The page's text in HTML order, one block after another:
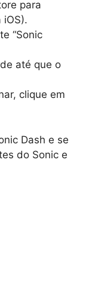
para
iOS).
“Sonic
até que o
clique em
Dash e se
do Sonic e